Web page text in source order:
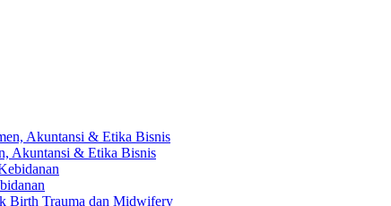
Akuntansi & Etika Bisnis